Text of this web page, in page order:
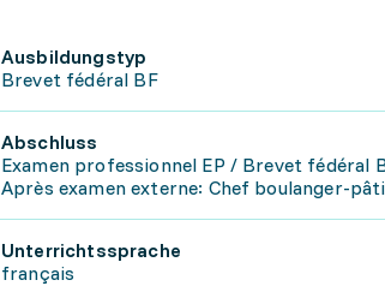
Ausbildungstyp
Brevet fédéral BF
Abschluss
Examen professionnel EP / Brevet fédéral
Après examen externe: Chef boulanger-
Unterrichtssprache
français